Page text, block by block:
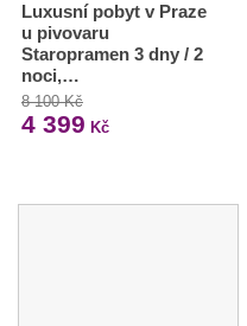
Luxusní pobyt v Praze
u pivovaru
Staropramen 3 dny / 2
noci,…
8 100 Kč
4 399 Kč